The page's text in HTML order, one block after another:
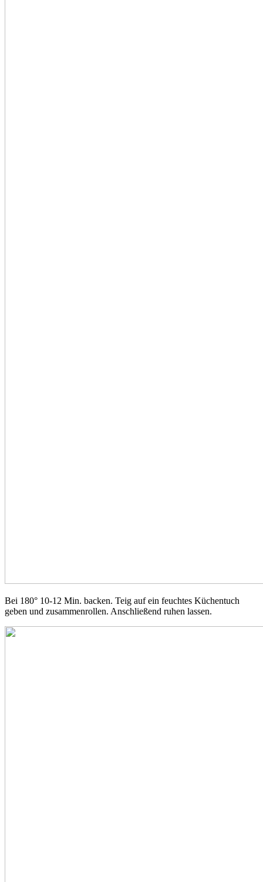
Bei 180° 10-12 Min. backen. Teig auf ein feuchtes Küchentuch
geben und zusammenrollen. Anschließend ruhen lassen.